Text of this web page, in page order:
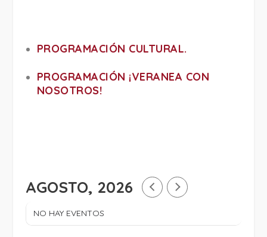
PROGRAMACIÓN CULTURAL.
PROGRAMACIÓN ¡VERANEA CON
NOSOTROS!
AGOSTO, 2026
NO HAY EVENTOS